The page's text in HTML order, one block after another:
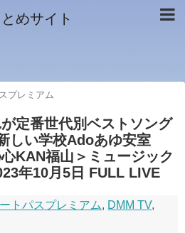
めサイト
プレミアム
が定番世代別ベストソング
しい学校Adoあゆ安室
KAN福山＞ミュージック
年10月5日 FULL LIVE
トパスプレミアム, DMM TV,